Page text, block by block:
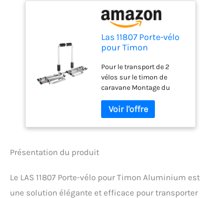
Las 11807 Porte-vélo
pour Timon
vélos
Pour le transport de 2
vélos sur le timon de
caravane Montage du
montage Mécanisme de
pliage grâce au support en
U pivot Support en U
la longueur du vélo
réglable en longueur de
Présentation du produit
Le LAS 11807 Porte-vélo pour Timon Aluminium est
une solution élégante et efficace pour transporter